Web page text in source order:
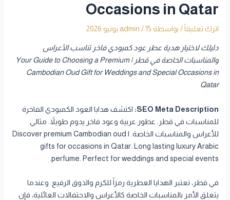
Occasions in Qatar
اترك تعليقاً / بواسطة admin /15 يونيو 2026
دليلك لاختيار هدية عطر عود كمبودي فاخر تناسب الأعراس
والمناسبات الخاصة في قطر | Your Guide to Choosing a Premium
Cambodian Oud Gift for Weddings and Special Occasions in
Qatar
SEO Meta Description: اكتشف هدايا العود الكمبودي الفاخرة
للمناسبات في قطر. عطور عربية وعود فاخر يدوم طويلاً. مثالي
للأعراس والمناسبات الخاصة. | Discover premium Cambodian oud
gifts for occasions in Qatar. Long lasting luxury Arabic
perfume. Perfect for weddings and special events.
في قطر، تعتبر الهدايا العطرية رمزاً للكرم والذوق الرفيع. وعندما
يتعلق الأمر بالمناسبات الخاصة كالأعراس والاحتفالات العائلية، فإن